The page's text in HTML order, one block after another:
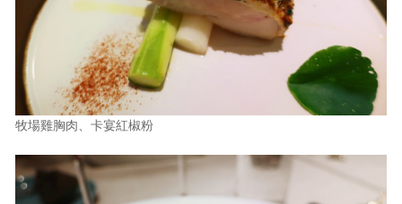
牧場雞胸肉、卡宴紅椒粉